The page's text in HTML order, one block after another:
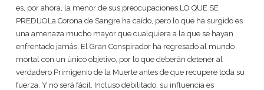
es, por ahora, la menor de sus preocupaciones.LO QUE SE
PREDIJOLa Corona de Sangre ha caído, pero lo que ha surgido es
una amenaza mucho mayor que cualquiera a la que se hayan
enfrentado jamás. El Gran Conspirador ha regresado al mundo
mortal con un único objetivo, por lo que deberán detener al
verdadero Primigenio de la Muerte antes de que recupere toda su
fuerza. Y no será fácil. Incluso debilitado, su influencia es